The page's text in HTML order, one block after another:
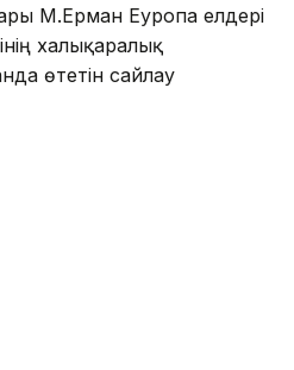
М.Ерман Еуропа елдері
халықаралық
өтетін сайлау